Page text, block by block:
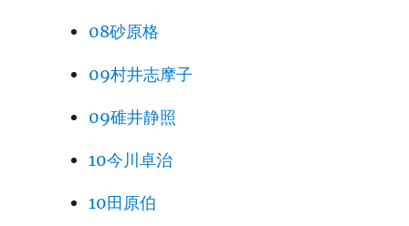
08砂原格
09村井志摩子
09碓井静照
10今川卓治
10田原伯